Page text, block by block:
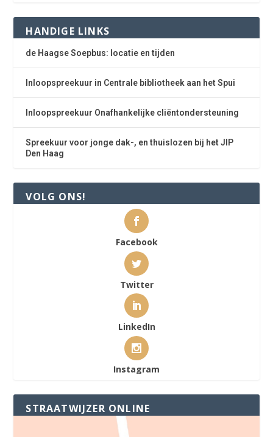
HANDIGE LINKS
de Haagse Soepbus: locatie en tijden
Inloopspreekuur in Centrale bibliotheek aan het Spui
Inloopspreekuur Onafhankelijke cliëntondersteuning
Spreekuur voor jonge dak-, en thuislozen bij het JIP
Den Haag
VOLG ONS!
Facebook
Twitter
LinkedIn
Instagram
STRAATWIJZER ONLINE